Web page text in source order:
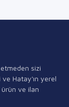
sizi
ve Hatay'ın yerel
ürün ve ilan